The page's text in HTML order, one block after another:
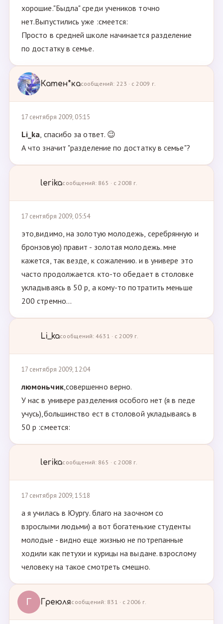
хорошие."Быдла" среди учеников точно
нет.Выпустились уже :смеется:
Просто в средней школе начинается разделение
по достатку в семье.
Катен*касообщений: 223 · с 2009 г.
17 сентября 2009, 05:15
Li_ka, спасибо за ответ. 😉
А что значит "разделение по достатку в семье"?
lerikaсообщений: 865 · с 2008 г.
17 сентября 2009, 05:54
это,видимо, на золотую молодежь, серебрянную и
бронзовую) правит - золотая молодежь. мне
кажется, так везде, к сожалению. и в универе это
часто продолжается. кто-то обедает в столовке
укладываясь в 50 р, а кому-то потратить меньше
200 стремно...
Li_kaсообщений: 4631 · с 2009 г.
17 сентября 2009, 12:04
люмоньчик,совершенно верно.
У нас в универе разделения особого нет (я в педе
учусь),большинство ест в столовой укладываясь в
50 р :смеется:
lerikaсообщений: 865 · с 2008 г.
17 сентября 2009, 15:18
а я училась в Юургу. благо на заочном со
взрослыми людьми) а вот богатенькие студенты
молодые - видно еще жизнью не потрепанные
ходили как петухи и курицы на выдане. взрослому
человеку на такое смотреть смешно.
Г Греюлясообщений: 831 · с 2006 г.